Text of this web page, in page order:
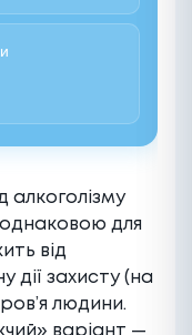
алкоголізму
для
від
дії захисту (на
людини.
варіант —